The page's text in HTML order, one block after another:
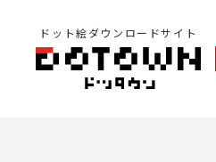
ドット絵ダウンロードサイト